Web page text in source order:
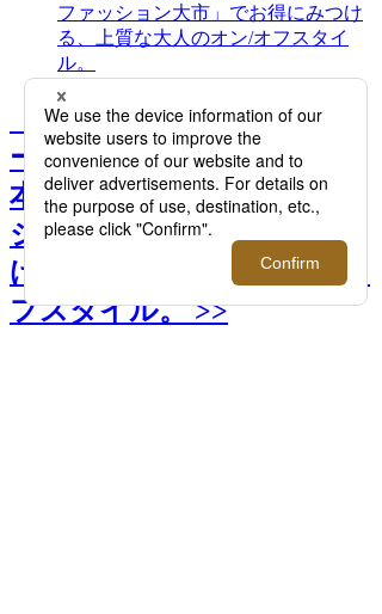
ファッション大市」でお得にみつけ
る、上質な大人のオン/オフスタイ
ル。
【半期に1度のセール】ワ
ードローブに加えたい！日
本橋三越本店「紳士ファッ
ション大市」でお得にみつ
ける、上質な大人のオン/オ
フスタイル。 >>